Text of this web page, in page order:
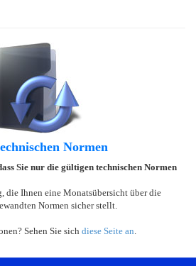
Normen
Sie nur die gültigen technischen Normen
die Ihnen eine Monatsübersicht über die
Normen sicher stellt.
Sehen Sie sich diese Seite an